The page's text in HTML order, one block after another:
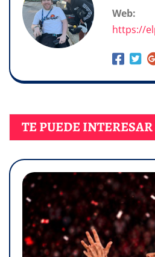
Web:
https://
TE PUEDE INTERESAR